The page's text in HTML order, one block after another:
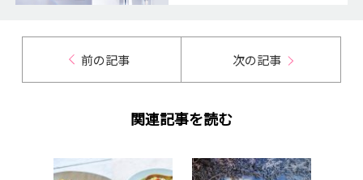
前の記事 次の記事
関連記事を読む